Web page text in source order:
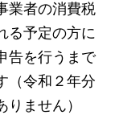
業者の消費税
る予定の方に
告を行うまで
（令和２年分
ません）